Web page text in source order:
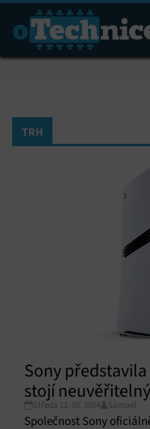
TRH
Sony
stojí
Středa 11. 09. 2024 Samuel
Společnost Sony